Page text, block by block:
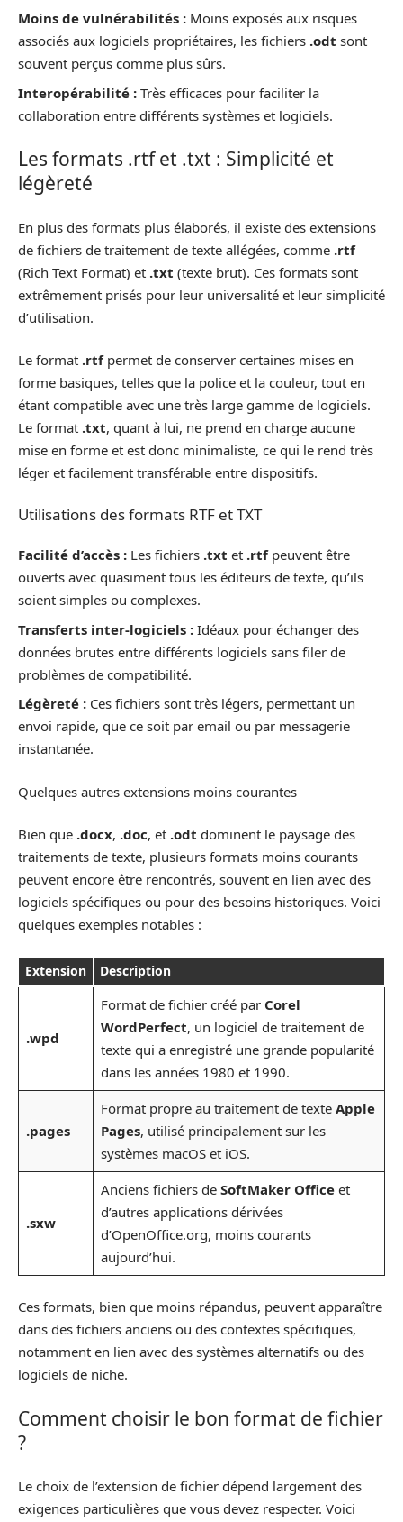
Moins de vulnérabilités : Moins exposés aux risques
associés aux logiciels propriétaires, les fichiers .odt sont
souvent perçus comme plus sûrs.
Interopérabilité : Très efficaces pour faciliter la
collaboration entre différents systèmes et logiciels.
Les formats .rtf et .txt : Simplicité et
légèreté
En plus des formats plus élaborés, il existe des extensions
de fichiers de traitement de texte allégées, comme .rtf
(Rich Text Format) et .txt (texte brut). Ces formats sont
extrêmement prisés pour leur universalité et leur simplicité
d’utilisation.
Le format .rtfpermet de conserver certaines mises en
forme basiques, telles que la police et la couleur, tout en
étant compatible avec une très large gamme de logiciels.
Le format .txt, quant à lui, ne prend en charge aucune
mise en forme et est donc minimaliste, ce qui le rend très
léger et facilement transférable entre dispositifs.
Utilisations des formats RTF et TXT
Facilité d’accès : Les fichiers .txt et .rtfpeuvent être
ouverts avec quasiment tous les éditeurs de texte, qu’ils
soient simples ou complexes.
Transferts inter-logiciels : Idéaux pour échanger des
données brutes entre différents logiciels sans filer de
problèmes de compatibilité.
Légèreté : Ces fichiers sont très légers, permettant un
envoi rapide, que ce soit par email ou par messagerie
instantanée.
Quelques autres extensions moins courantes
Bien que .docx, .doc, et .odt dominent le paysage des
traitements de texte, plusieurs formats moins courants
peuvent encore être rencontrés, souvent en lien avec des
logiciels spécifiques ou pour des besoins historiques. Voici
quelques exemples notables :
Extension Description
.wpd
Format de fichier créé par Corel
WordPerfect, un logiciel de traitement de
texte qui a enregistré une grande popularité
dans les années 1980 et 1990.
.pages
Format propre au traitement de texte Apple
Pages, utilisé principalement sur les
systèmes macOS et iOS.
.sxw
Anciens fichiers de SoftMaker Officeet
d’autres applications dérivées
d’OpenOffice.org, moins courants
aujourd’hui.
Ces formats, bien que moins répandus, peuvent apparaître
dans des fichiers anciens ou des contextes spécifiques,
notamment en lien avec des systèmes alternatifs ou des
logiciels de niche.
Comment choisir le bon format de fichier
?
Le choix de l’extension de fichier dépend largement des
exigences particulières que vous devez respecter. Voici